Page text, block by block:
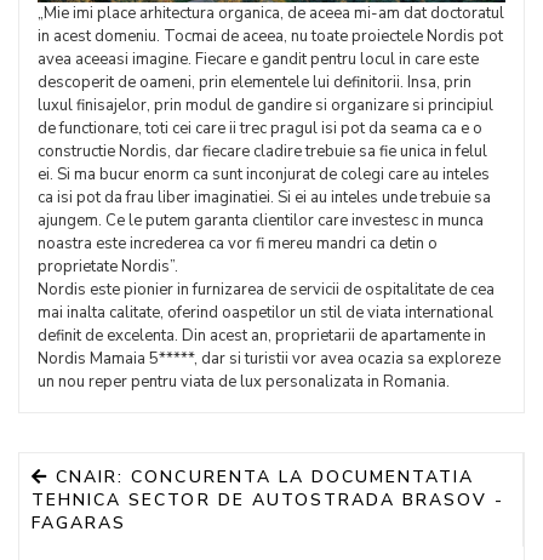
„Mie imi place arhitectura organica, de aceea mi-am dat doctoratul
in acest domeniu. Tocmai de aceea, nu toate proiectele Nordis pot
avea aceeasi imagine. Fiecare e gandit pentru locul in care este
descoperit de oameni, prin elementele lui definitorii. Insa, prin
luxul finisajelor, prin modul de gandire si organizare si principiul
de functionare, toti cei care ii trec pragul isi pot da seama ca e o
constructie Nordis, dar fiecare cladire trebuie sa fie unica in felul
ei. Si ma bucur enorm ca sunt inconjurat de colegi care au inteles
ca isi pot da frau liber imaginatiei. Si ei au inteles unde trebuie sa
ajungem. Ce le putem garanta clientilor care investesc in munca
noastra este increderea ca vor fi mereu mandri ca detin o
proprietate Nordis”.
Nordis este pionier in furnizarea de servicii de ospitalitate de cea
mai inalta calitate, oferind oaspetilor un stil de viata international
definit de excelenta. Din acest an, proprietarii de apartamente in
Nordis Mamaia 5*****, dar si turistii vor avea ocazia sa exploreze
un nou reper pentru viata de lux personalizata in Romania.
CNAIR: CONCURENTA LA DOCUMENTATIA
TEHNICA SECTOR DE AUTOSTRADA BRASOV -
FAGARAS